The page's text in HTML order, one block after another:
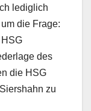
lediglich
die Frage:
des
die HSG
zu